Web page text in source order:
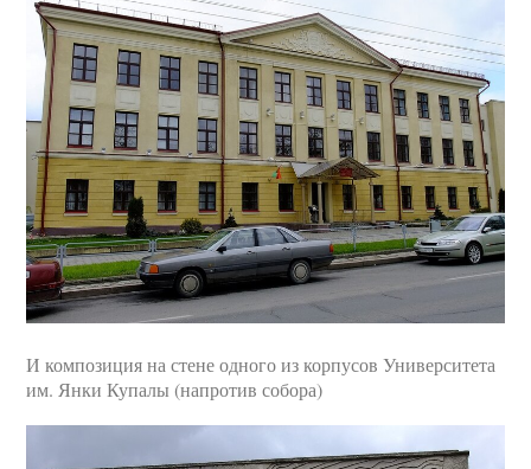
И композиция на стене одного из корпусов Университета
им. Янки Купалы (напротив собора)